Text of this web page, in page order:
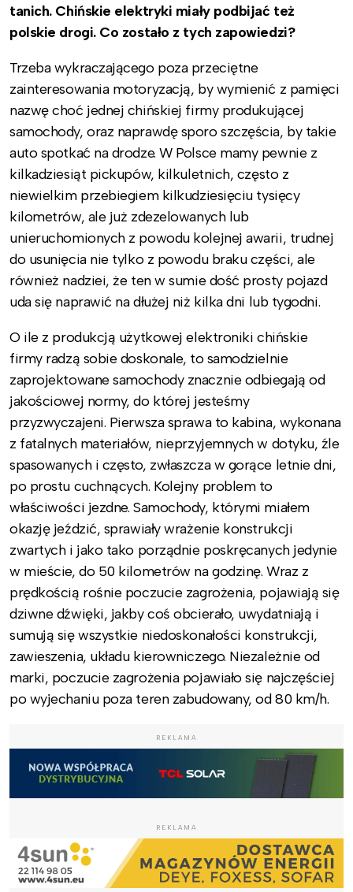
tanich. Chińskie elektryki miały podbijać też
polskie drogi. Co zostało z tych zapowiedzi?
Trzeba wykraczającego poza przeciętne
zainteresowania motoryzacją, by wymienić z pamięci
nazwę choć jednej chińskiej firmy produkującej
samochody, oraz naprawdę sporo szczęścia, by takie
auto spotkać na drodze. W Polsce mamy pewnie z
kilkadziesiąt pickupów, kilkuletnich, często z
niewielkim przebiegiem kilkudziesięciu tysięcy
kilometrów, ale już zdezelowanych lub
unieruchomionych z powodu kolejnej awarii, trudnej
do usunięcia nie tylko z powodu braku części, ale
również nadziei, że ten w sumie dość prosty pojazd
uda się naprawić na dłużej niż kilka dni lub tygodni.
O ile z produkcją użytkowej elektroniki chińskie
firmy radzą sobie doskonale, to samodzielnie
zaprojektowane samochody znacznie odbiegają od
jakościowej normy, do której jesteśmy
przyzwyczajeni. Pierwsza sprawa to kabina, wykonana
z fatalnych materiałów, nieprzyjemnych w dotyku, źle
spasowanych i często, zwłaszcza w gorące letnie dni,
po prostu cuchnących. Kolejny problem to
właściwości jezdne. Samochody, którymi miałem
okazję jeździć, sprawiały wrażenie konstrukcji
zwartych i jako tako porządnie poskręcanych jedynie
w mieście, do 50 kilometrów na godzinę. Wraz z
prędkością rośnie poczucie zagrożenia, pojawiają się
dziwne dźwięki, jakby coś obcierało, uwydatniają i
sumują się wszystkie niedoskonałości konstrukcji,
zawieszenia, układu kierowniczego. Niezależnie od
marki, poczucie zagrożenia pojawiało się najczęściej
po wyjechaniu poza teren zabudowany, od 80 km/h.
REKLAMA
REKLAMA